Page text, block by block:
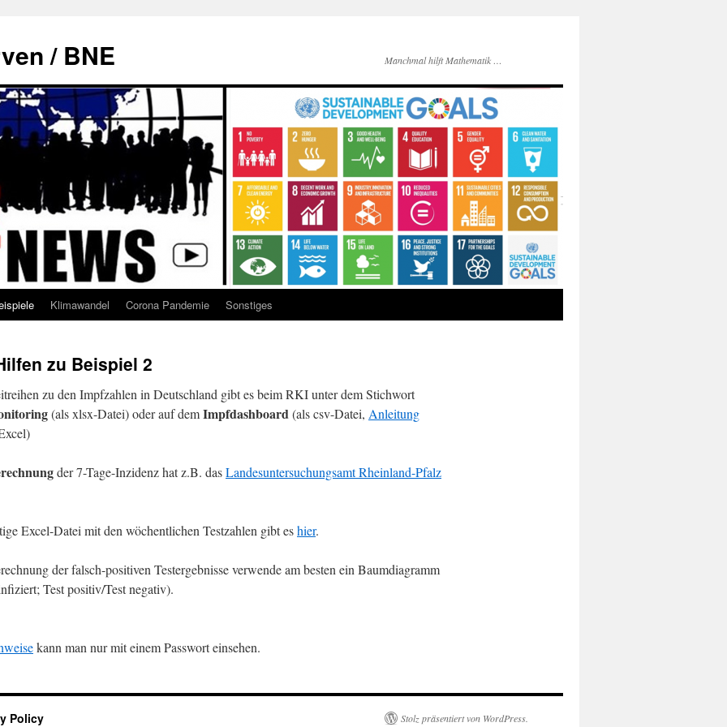
/ BNE Manchmal hilft Mathematik …
Klimawandel Corona Pandemie Sonstiges
zu Beispiel 2
zu den Impfzahlen in Deutschland gibt es beim RKI unter dem Stichwort
(als xlsx-Datei) oder auf demImpfdashboard(als csv-Datei, Anleitung
der 7-Tage-Inzidenz hat z.B. dasLandesuntersuchungsamt Rheinland-Pfalz
Excel-Datei mit den wöchentlichen Testzahlen gibt eshier.
der falsch-positiven Testergebnisse verwende am besten ein Baumdiagramm
Test positiv/Test negativ).
kann man nur mit einem Passwort einsehen.
Policy Stolz präsentiert von WordPress.